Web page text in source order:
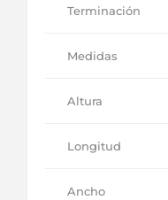
Terminación
Medidas
Altura
Longitud
Ancho